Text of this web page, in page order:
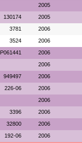
2005
130174 2005
3781 2006
3524 2006
P061441 2006
2006
949497 2006
226-06 2006
2006
3396 2006
32800 2006
192-06 2006